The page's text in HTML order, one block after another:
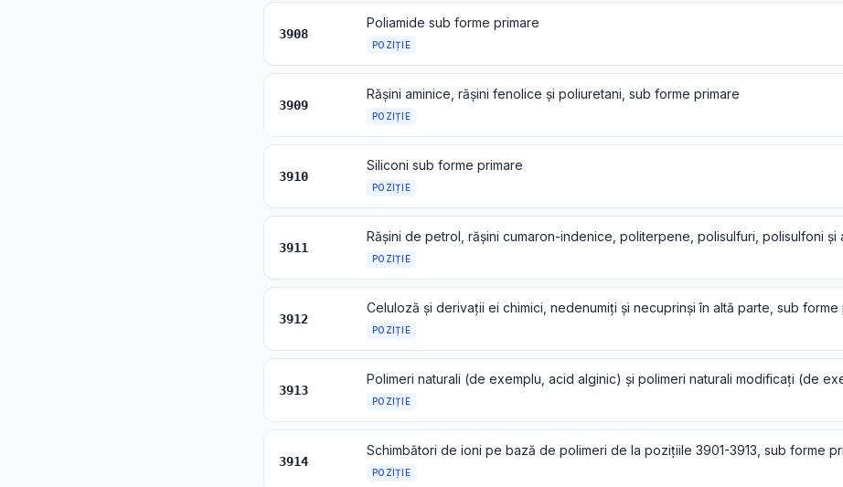
3908
Poliamide sub forme primare
POZIȚIE
3909
Rășini aminice, rășini fenolice și poliuretani, sub forme primare
POZIȚIE
3910
Siliconi sub forme primare
POZIȚIE
3911
POZIȚIE
3912
POZIȚIE
3913
POZIȚIE
3914
POZIȚIE